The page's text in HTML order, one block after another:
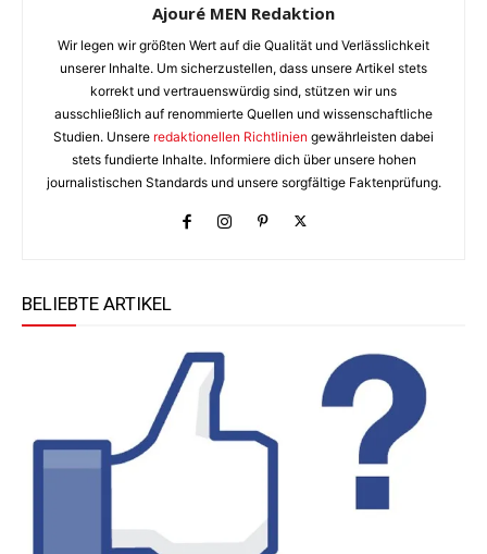
Ajouré MEN Redaktion
Wir legen wir größten Wert auf die Qualität und Verlässlichkeit
unserer Inhalte. Um sicherzustellen, dass unsere Artikel stets
korrekt und vertrauenswürdig sind, stützen wir uns
ausschließlich auf renommierte Quellen und wissenschaftliche
Studien. Unsere redaktionellen Richtlinien gewährleisten dabei
stets fundierte Inhalte. Informiere dich über unsere hohen
journalistischen Standards und unsere sorgfältige Faktenprüfung.
BELIEBTE ARTIKEL